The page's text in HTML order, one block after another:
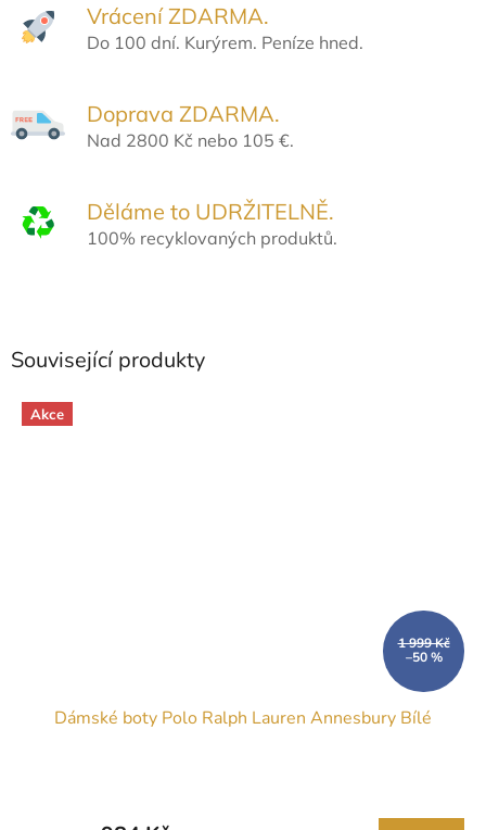
Vrácení ZDARMA.
Do 100 dní. Kurýrem. Peníze hned.
Doprava ZDARMA.
Nad 2800 Kč nebo 105 €.
Děláme to UDRŽITELNĚ.
100% recyklovaných produktů.
Související produkty
Akce
1 999 Kč
–50 %
Dámské boty Polo Ralph Lauren Annesbury Bílé